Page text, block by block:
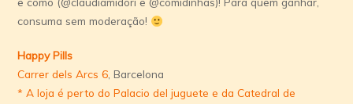
consuma sem moderação!
Happy Pills
Carrer dels Arcs 6, Barcelona
* A loja é perto do Palacio del juguete e da Catedral de